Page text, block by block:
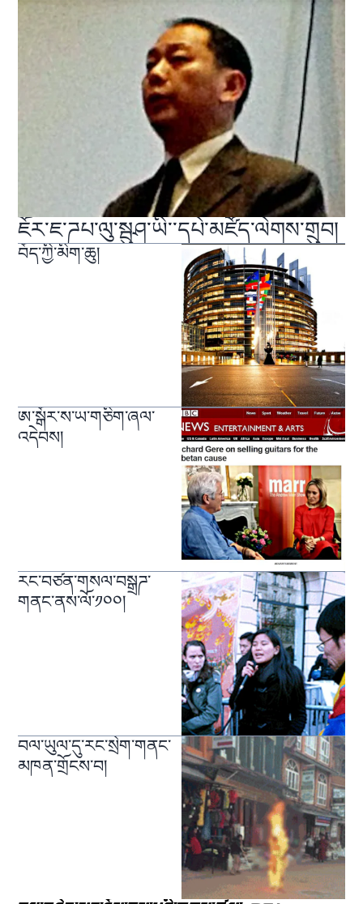
ཇོར་ཇ་ཌཔ་ལུ་སྦུཤ་ཡི་་དཔེ་མཛོད་ལེགས་གྲུབ།
བོད་ཀྱི་མིག་ཆུ།
ཨ་སྒོར་ས་ཡ་གཅིག་ཞལ་
འདེབས།
རང་བཙན་གསལ་བསྒྲཌ་
གནང་ནས་ལོ་༡༠༠།
བལ་ཡུལ་དུ་རང་སྲེག་གནང་
མཁན་གྲོངས་བ།